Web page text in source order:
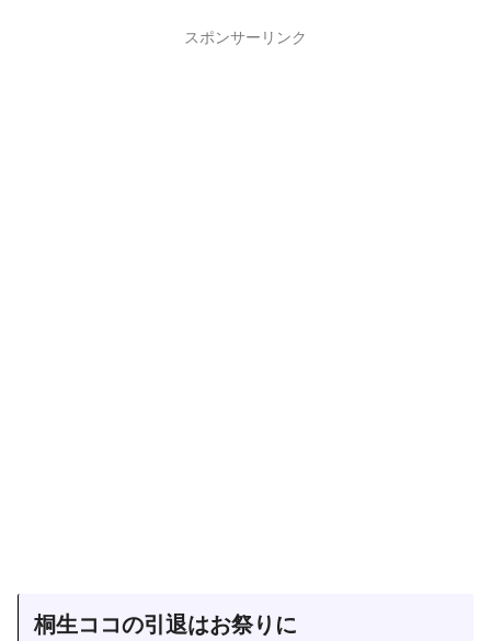
スポンサーリンク
桐生ココの引退はお祭りに